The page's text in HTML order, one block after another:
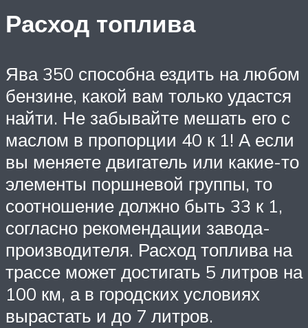
Расход топлива
Ява 350 способна ездить на любом
бензине, какой вам только удастся
найти. Не забывайте мешать его с
маслом в пропорции 40 к 1! А если
вы меняете двигатель или какие-то
элементы поршневой группы, то
соотношение должно быть 33 к 1,
согласно рекомендации завода-
производителя. Расход топлива на
трассе может достигать 5 литров на
100 км, а в городских условиях
вырастать и до 7 литров.